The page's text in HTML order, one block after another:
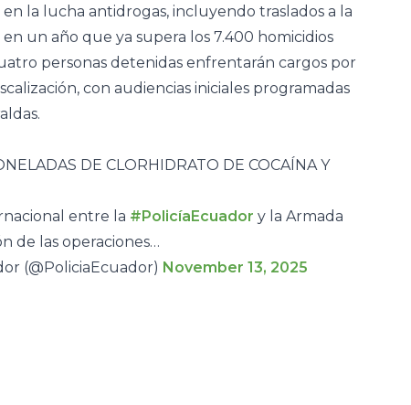
la lucha antidrogas, incluyendo traslados a la
un año que ya supera los 7.400 homicidios
personas detenidas enfrentarán cargos por
con audiencias iniciales programadas
DE CLORHIDRATO DE COCAÍNA Y
entre la #PolicíaEcuador y la Armada
de las operaciones…
(@PoliciaEcuador) November 13, 2025